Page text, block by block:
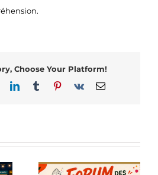
Choose Your Platform!
LinkedInTumblrPinterest
Vk Email